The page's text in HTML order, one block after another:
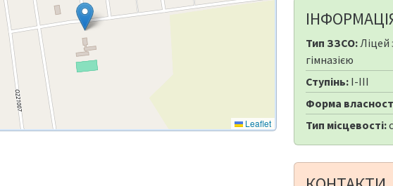
Leaflet
Тип ЗЗСО:Ліцей
гімназією
Ступінь: I-III
Форма
Тип місцевості: